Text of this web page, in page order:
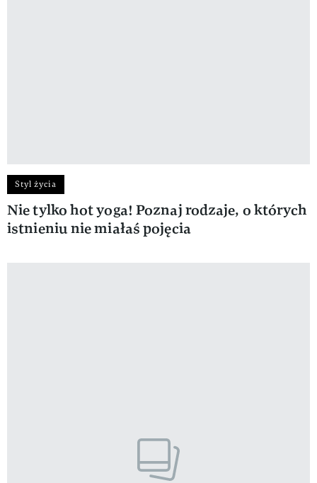
Styl życia
Nie tylko hot yoga! Poznaj rodzaje, o których
istnieniu nie miałaś pojęcia